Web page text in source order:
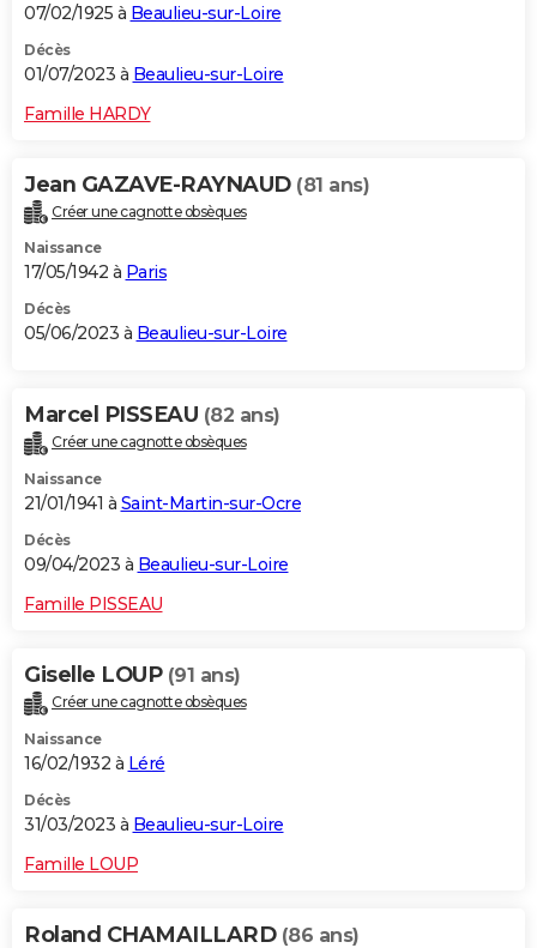
07/02/1925 à Beaulieu-sur-Loire
Décès
01/07/2023 à Beaulieu-sur-Loire
Famille HARDY
Jean GAZAVE-RAYNAUD (81 ans)
Créer une cagnotte obsèques
Naissance
17/05/1942 à Paris
Décès
05/06/2023 à Beaulieu-sur-Loire
Marcel PISSEAU (82 ans)
Créer une cagnotte obsèques
Naissance
21/01/1941 à Saint-Martin-sur-Ocre
Décès
09/04/2023 à Beaulieu-sur-Loire
Famille PISSEAU
Giselle LOUP (91 ans)
Créer une cagnotte obsèques
Naissance
16/02/1932 à Léré
Décès
31/03/2023 à Beaulieu-sur-Loire
Famille LOUP
Roland CHAMAILLARD (86 ans)